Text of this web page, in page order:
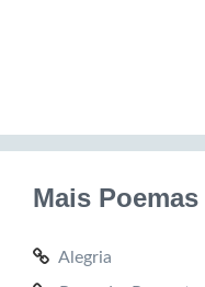
Mais
Alegria